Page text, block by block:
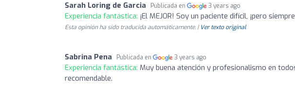
Sarah Loring de Garcia Publicada en 3 years ago
Experiencia fantástica: ¡El MEJOR! Soy un paciente difícil, ¡pero
Esta opinión ha sido traducida automáticamente. | Ver texto original
Sabrina Pena Publicada en 3 years ago
Experiencia fantástica: Muy buena atención y profesionalismo en
recomendable.